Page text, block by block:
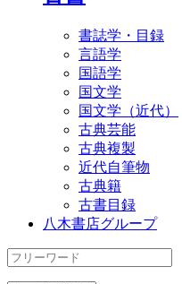
書誌学・目録
言語学
国語学
国文学
国文学（近代）
古典芸能
古典複製
近代自筆物
古典籍
古書目録
八木書店グループ